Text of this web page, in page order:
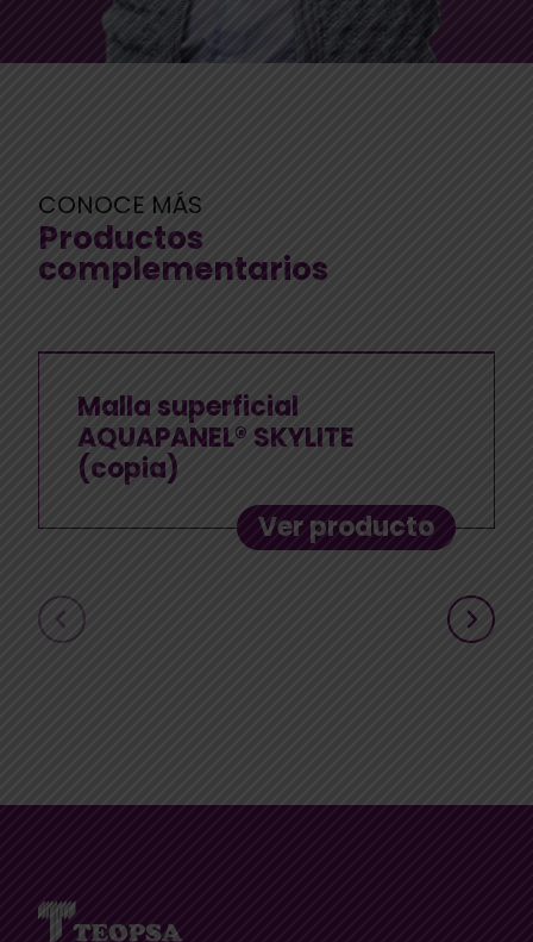
CONOCE MÁS
Productos
complementarios
Malla superficial
AQUAPANEL® SKYLITE
(copia)
Ver producto